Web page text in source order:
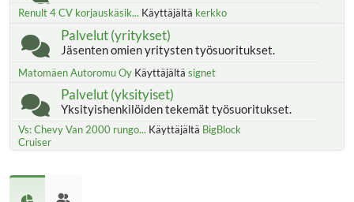
Renult 4 CV korjauskäsik... Käyttäjältä kerkko
Palvelut (yritykset)
Jäsenten omien yritysten työsuoritukset.
Matomäen Autoromu Oy Käyttäjältä signet
Palvelut (yksityiset)
Yksityishenkilöiden tekemät työsuoritukset.
Vs: Chevy Van 2000 rungo... Käyttäjältä BigBlock
Cruiser